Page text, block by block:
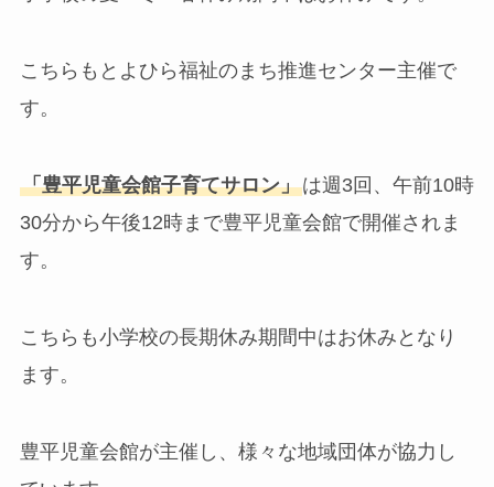
こちらもとよひら福祉のまち推進センター主催で
す。
「豊平児童会館子育てサロン」は週3回、午前10時
30分から午後12時まで豊平児童会館で開催されま
す。
こちらも小学校の長期休み期間中はお休みとなり
ます。
豊平児童会館が主催し、様々な地域団体が協力し